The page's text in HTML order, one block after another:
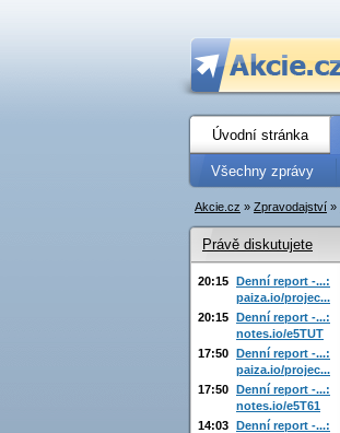
Úvodní stránka
Všechny zprávy
Akcie.cz » Zpravodajství »
Právě diskutujete
20:15 Denní report -...:
paiza.io/projec...
20:15 Denní report -...:
notes.io/e5TUT
17:50 Denní report -...:
paiza.io/projec...
17:50 Denní report -...:
notes.io/e5T61
14:03 Denní report -...: